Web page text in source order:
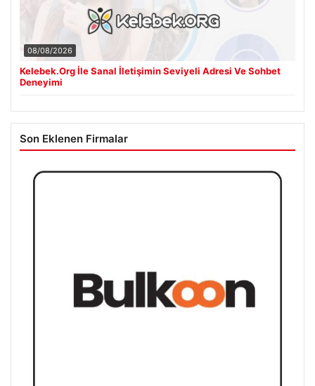
08/08/2026
Kelebek.Org İle Sanal İletişimin Seviyeli Adresi Ve Sohbet
Deneyimi
Son Eklenen Firmalar